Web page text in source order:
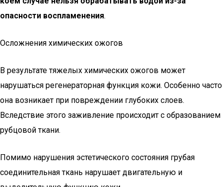
опасности воспламенения.
Осложнения химических ожогов
В результате тяжелых химических ожогов может
нарушаться регенераторная функция кожи. Особенно часто
она возникает при повреждении глубоких слоев.
Вследствие этого заживление происходит с образованием
рубцовой ткани.
Помимо нарушения эстетического состояния грубая
соединительная ткань нарушает двигательную и